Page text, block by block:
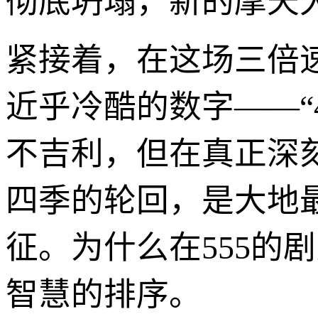
紧接着，在这场三倍
近乎冷酷的数字
不吉利，但在真正深
四季的轮回，是大地
征。为什么在555的
智慧的排序。